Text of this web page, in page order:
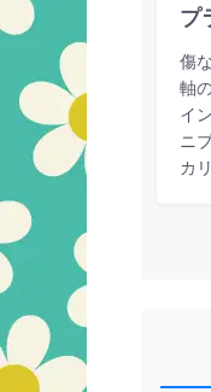
プ
傷
軸
イ
ニ
カ